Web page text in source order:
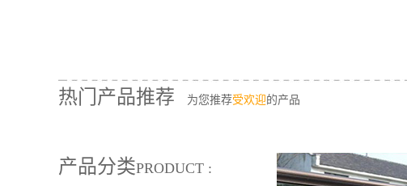
热门产品推荐 为您推荐受欢迎的产品
产品分类PRODUCT :